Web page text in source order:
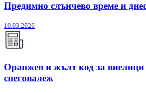
Предимно слънчево време и
10.03.2026
Оранжев и жълт код за виелици
снеговалеж